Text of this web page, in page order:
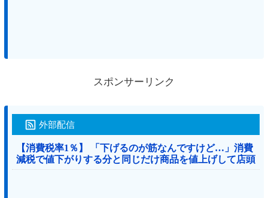
スポンサーリンク
外部配信
【消費税率1％】 「下げるのが筋なんですけど…」消費
減税で値下がりする分と同じだけ商品を値上げして店頭
価格を変えない店も